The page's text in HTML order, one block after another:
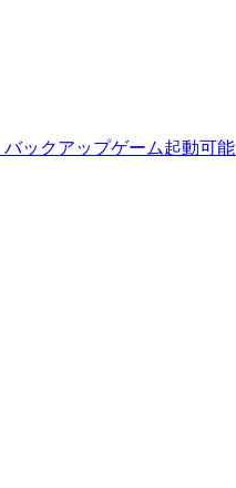
バックアップゲーム起動可能